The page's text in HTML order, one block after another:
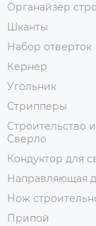
Органайзер
Шканты
Набор отверток
Кернер
Угольник
Стрипперы
Строительство
Сверло
Кондуктор для
Направляющая
Нож
Припой